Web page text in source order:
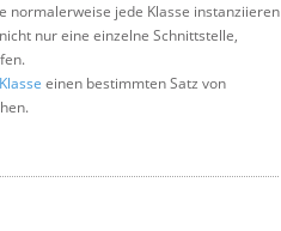
normalerweise jede Klasse instanziieren
nur eine einzelne Schnittstelle,
einen bestimmten Satz von